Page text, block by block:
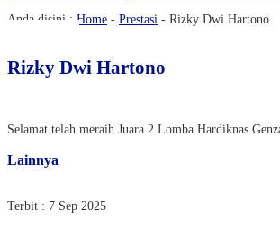
Anda disini : Home - Prestasi - Rizky Dwi Hartono
Rizky Dwi Hartono
Selamat telah meraih Juara 2 Lomba Hardiknas
Lainnya
Terbit : 7 Sep 2025